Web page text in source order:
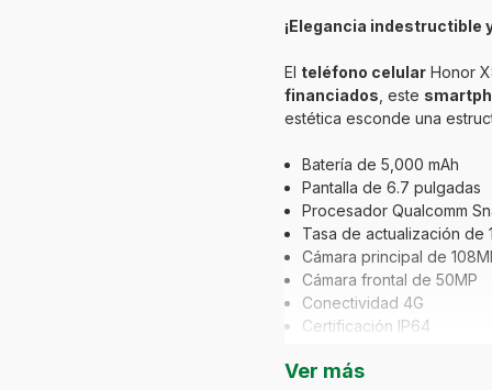
¡Elegancia indestructible
El teléfono celular Honor
financiados , este
estética esconde una
Batería de 5,000 mAh
Pantalla de 6.7 pulgadas
Procesador Qualcomm
Tasa de actualización de
Cámara principal de
Cámara frontal de 50MP
Conectividad 4G
Certificación IP64
¿Buscas celulares con
Ver más